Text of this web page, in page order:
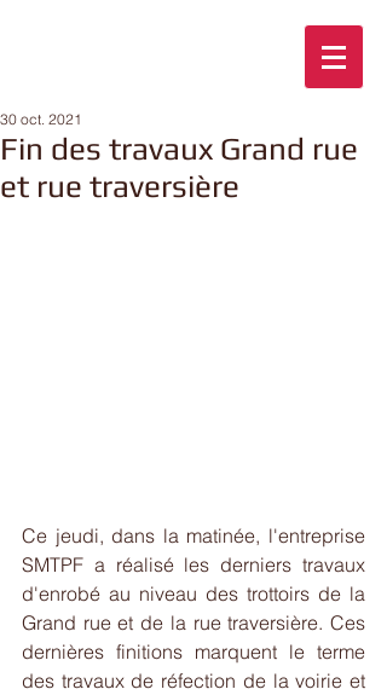
Fin des travaux Grand rue
et rue traversière
30 oct. 2021
Ce jeudi, dans la matinée, l'entreprise
SMTPF a réalisé les derniers travaux
d'enrobé au niveau des trottoirs de la
Grand rue et de la rue traversière. Ces
dernières finitions marquent le terme
des travaux de réfection de la voirie et